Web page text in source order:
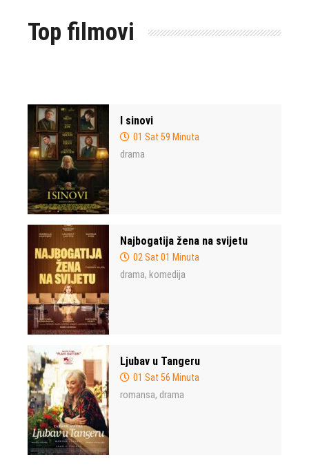
Top filmovi
I sinovi
01 Sat 59 Minuta
drama
Najbogatija žena na svijetu
02 Sat 01 Minuta
drama, komedija
Ljubav u Tangeru
01 Sat 56 Minuta
romansa, drama